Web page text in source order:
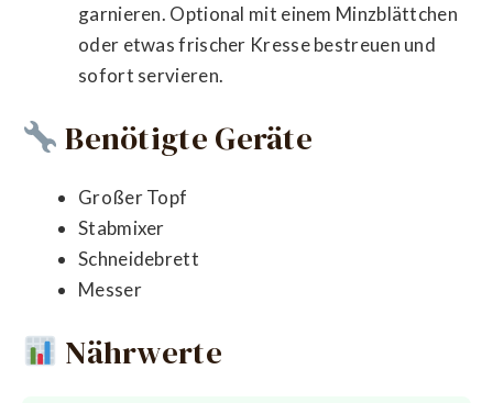
garnieren. Optional mit einem Minzblättchen
oder etwas frischer Kresse bestreuen und
sofort servieren.
Benötigte Geräte
Großer Topf
Stabmixer
Schneidebrett
Messer
Nährwerte